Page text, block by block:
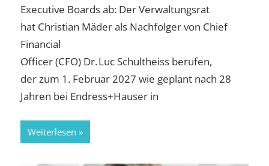
Executive Boards ab: Der Verwaltungsrat
hat Christian Mäder als Nachfolger von Chief
Financial
Officer (CFO) Dr. Luc Schultheiss berufen,
der zum 1. Februar 2027 wie geplant nach 28
Jahren bei Endress+Hauser in
Weiterlesen